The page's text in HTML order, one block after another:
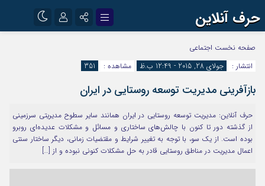
حرف آنلاین
اینستاگرام
آپارات
رمز عبور
مرا به خاطر بسپار
صفحه نخست اجتماعی
انتشار :
جولای 28, 2015 - 12:49 ب.ظ مشاهده : 351
بازآفرینی مدیریت توسعه روستایی در ایران
حرف آنلاین: مديريت توسعه روستايي در ايران همانند ساير سطوح مديريتي سرزميني
از گذشته دور تا كنون با چالش‌هاي ساختاري و مسائل و مشكلات عديده‌اي روبرو
بوده است. از يك سو، با توجه به تغيير شرايط و مقتضيات زماني، ديگر ساختار سنتي
اعمال مديريت در مناطق روستايي قادر به حل مشكلات كنوني نبوده و از […]